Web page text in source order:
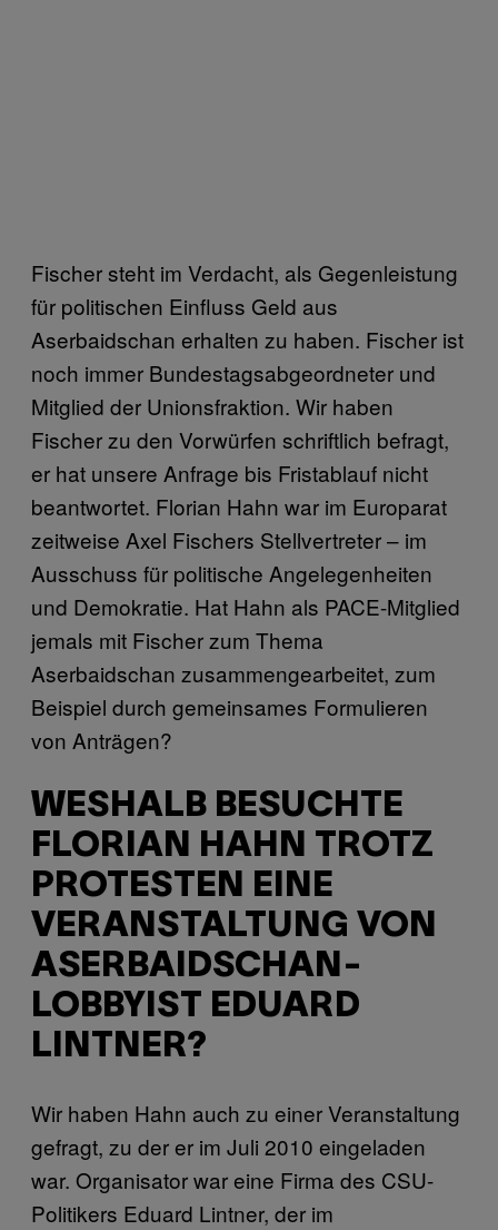
Fischer steht im Verdacht, als Gegenleistung
für politischen Einfluss Geld aus
Aserbaidschan erhalten zu haben. Fischer ist
noch immer Bundestagsabgeordneter und
Mitglied der Unionsfraktion. Wir haben
Fischer zu den Vorwürfen schriftlich befragt,
er hat unsere Anfrage bis Fristablauf nicht
beantwortet. Florian Hahn war im Europarat
zeitweise Axel Fischers Stellvertreter – im
Ausschuss für politische Angelegenheiten
und Demokratie. Hat Hahn als PACE-Mitglied
jemals mit Fischer zum Thema
Aserbaidschan zusammengearbeitet, zum
Beispiel durch gemeinsames Formulieren
von Anträgen?
WESHALB BESUCHTE
FLORIAN HAHN TROTZ
PROTESTEN EINE
VERANSTALTUNG VON
ASERBAIDSCHAN-
LOBBYIST EDUARD
LINTNER?
Wir haben Hahn auch zu einer Veranstaltung
gefragt, zu der er im Juli 2010 eingeladen
war. Organisator war eine Firma des CSU-
Politikers Eduard Lintner, der im